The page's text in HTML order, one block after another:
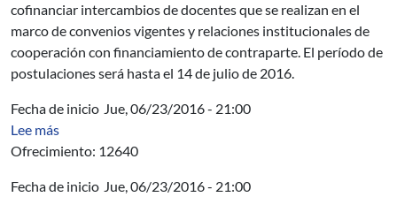
cofinanciar intercambios de docentes que se realizan en el
marco de convenios vigentes y relaciones institucionales de
cooperación con financiamiento de contraparte. El período de
postulaciones será hasta el 14 de julio de 2016.
Fecha de inicio Jue, 06/23/2016 - 21:00
Lee mássobre AUCI - Curso Diseño y Planificación de Redes de
Ofrecimiento: 12640
Fecha de inicio Jue, 06/23/2016 - 21:00